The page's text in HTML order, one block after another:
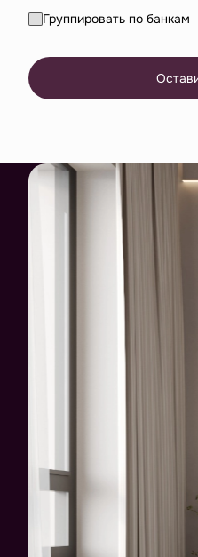
Группировать по банкам